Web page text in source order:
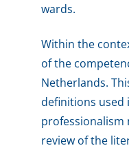
wards.
Within the
of the
Netherlands.
definitions used
professionalism
review of the